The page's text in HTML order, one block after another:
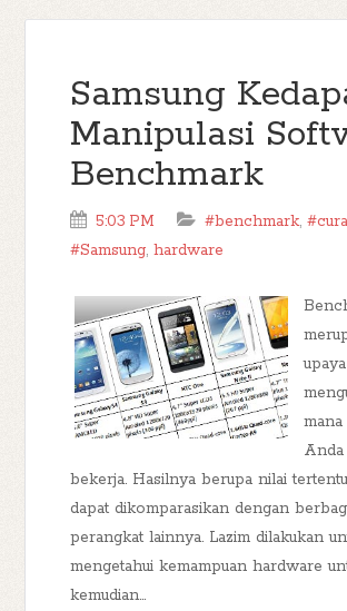
Samsung
Manipulasi
Benchmark
5:03 PM #benchmark,
#Samsung,hardware
Anda
bekerja. Hasilnya berupa nilai
dapat dikomparasikan dengan
perangkat lainnya. Lazim dilakukan
mengetahui kemampuan hardware
kemudian...